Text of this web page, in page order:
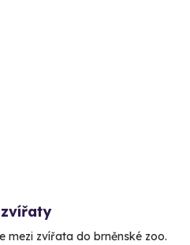
mezi zvířata do brněnské zoo.